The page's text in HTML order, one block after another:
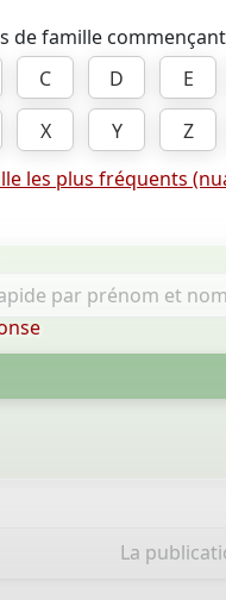
de famille
C D E
X Y Z
les plus fréquents
La